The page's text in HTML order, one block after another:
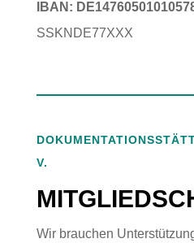
IBAN:
SSKNDE77XXX
V.
Wir brauchen